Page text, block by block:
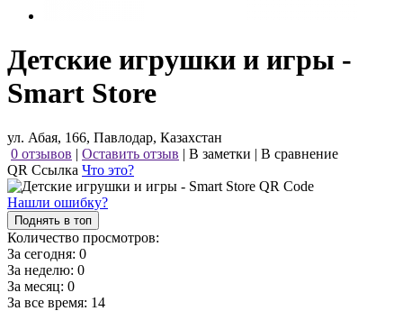
Детские игрушки и игры -
Smart Store
ул. Абая, 166, Павлодар, Казахстан
0 отзывов | Оставить отзыв | В заметки | В сравнение
QR Ссылка Что это?
Нашли ошибку?
Поднять в топ
Количество просмотров:
За сегодня: 0
За неделю: 0
За месяц: 0
За все время: 14